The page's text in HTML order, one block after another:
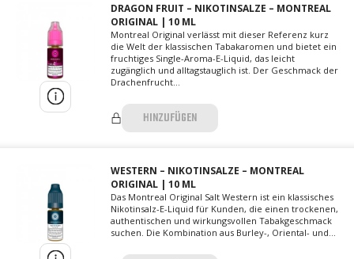
DRAGON FRUIT – NIKOTINSALZE – MONTREAL
ORIGINAL | 10 ML
Montreal Original verlässt mit dieser Referenz kurz
die Welt der klassischen Tabakaromen und bietet ein
fruchtiges Single-Aroma-E-Liquid, das leicht
zugänglich und alltagstauglich ist. Der Geschmack der
Drachenfrucht...
HINZUFÜGEN
WESTERN – NIKOTINSALZE – MONTREAL
ORIGINAL | 10 ML
Das Montreal Original Salt Western ist ein klassisches
Nikotinsalz-E-Liquid für Kunden, die einen trockenen,
authentischen und wirkungsvollen Tabakgeschmack
suchen. Die Kombination aus Burley-, Oriental- und...